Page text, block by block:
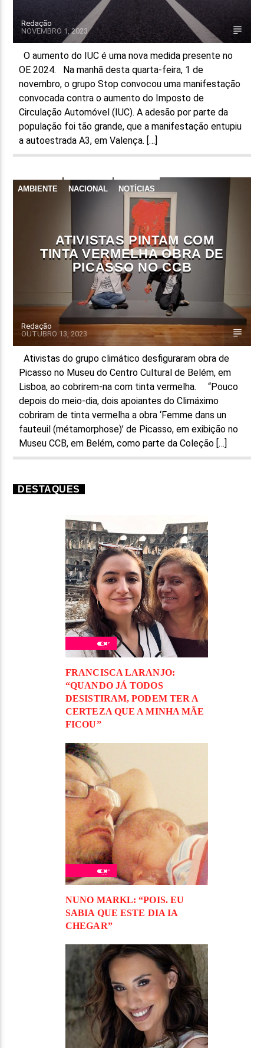
Redação
NOVEMBRO 1, 2023
O aumento do IUC é uma nova medida presente no
OE 2024. Na manhã desta quarta-feira, 1 de
novembro, o grupo Stop convocou uma manifestação
convocada contra o aumento do Imposto de
Circulação Automóvel (IUC). A adesão por parte da
população foi tão grande, que a manifestação entupiu
a autoestrada A3, em Valença. […]
AMBIENTE NACIONAL NOTÍCIAS
ATIVISTAS PINTAM COM
TINTA VERMELHA OBRA DE
PICASSO NO CCB
Redação
OUTUBRO 13, 2023
Ativistas do grupo climático desfiguraram obra de
Picasso no Museu do Centro Cultural de Belém, em
Lisboa, ao cobrirem-na com tinta vermelha. “Pouco
depois do meio-dia, dois apoiantes do Climáximo
cobriram de tinta vermelha a obra ‘Femme dans un
fauteuil (métamorphose)’ de Picasso, em exibição no
Museu CCB, em Belém, como parte da Coleção […]
DESTAQUES
FRANCISCA LARANJO:
“QUANDO JÁ TODOS
DESISTIRAM, PODEM TER A
CERTEZA QUE A MINHA MÃE
FICOU”
NUNO MARKL: “POIS. EU
SABIA QUE ESTE DIA IA
CHEGAR”